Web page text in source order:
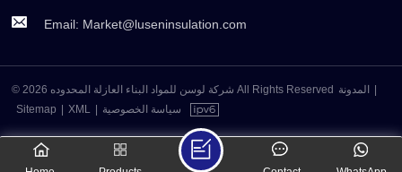
Email: Market@luseninsulation.com
© 2026 شركة لوسن للمواد البناء العازلة المحدوده All Rights Reserved المدونة
Sitemap
XML سياسة الخصوصية